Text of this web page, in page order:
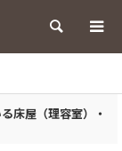
検索
床屋（理容室）・